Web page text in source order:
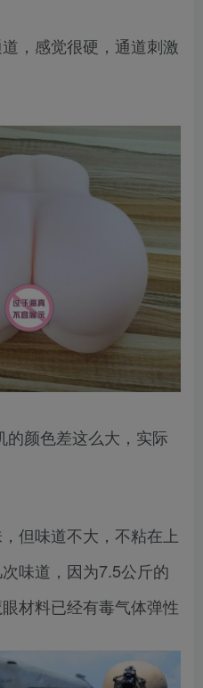
，感觉很硬，通道刺激
的颜色差这么大，实际
但味道不大，不粘在上
味道，因为7.5公斤的
材料已经有毒气体弹性